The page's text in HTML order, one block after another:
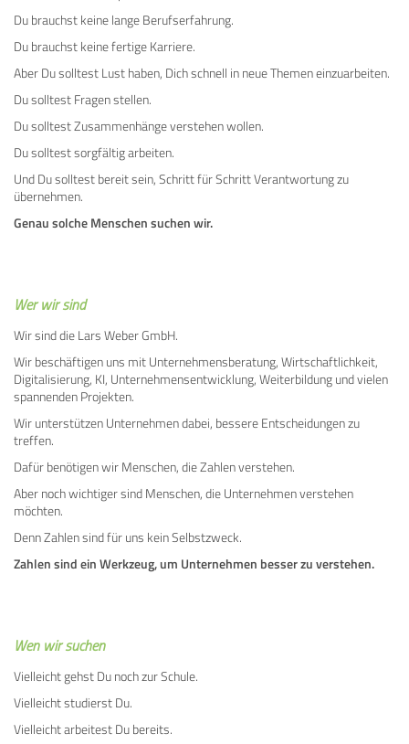
Du brauchst keine lange Berufserfahrung.
Du brauchst keine fertige Karriere.
Aber Du solltest Lust haben, Dich schnell in neue Themen einzuarbeiten.
Du solltest Fragen stellen.
Du solltest Zusammenhänge verstehen wollen.
Du solltest sorgfältig arbeiten.
Und Du solltest bereit sein, Schritt für Schritt Verantwortung zu
übernehmen.
Genau solche Menschen suchen wir.
Wer wir sind
Wir sind die Lars Weber GmbH.
Wir beschäftigen uns mit Unternehmensberatung, Wirtschaftlichkeit,
Digitalisierung, KI, Unternehmensentwicklung, Weiterbildung und vielen
spannenden Projekten.
Wir unterstützen Unternehmen dabei, bessere Entscheidungen zu
treffen.
Dafür benötigen wir Menschen, die Zahlen verstehen.
Aber noch wichtiger sind Menschen, die Unternehmen verstehen
möchten.
Denn Zahlen sind für uns kein Selbstzweck.
Zahlen sind ein Werkzeug, um Unternehmen besser zu verstehen.
Wen wir suchen
Vielleicht gehst Du noch zur Schule.
Vielleicht studierst Du.
Vielleicht arbeitest Du bereits.